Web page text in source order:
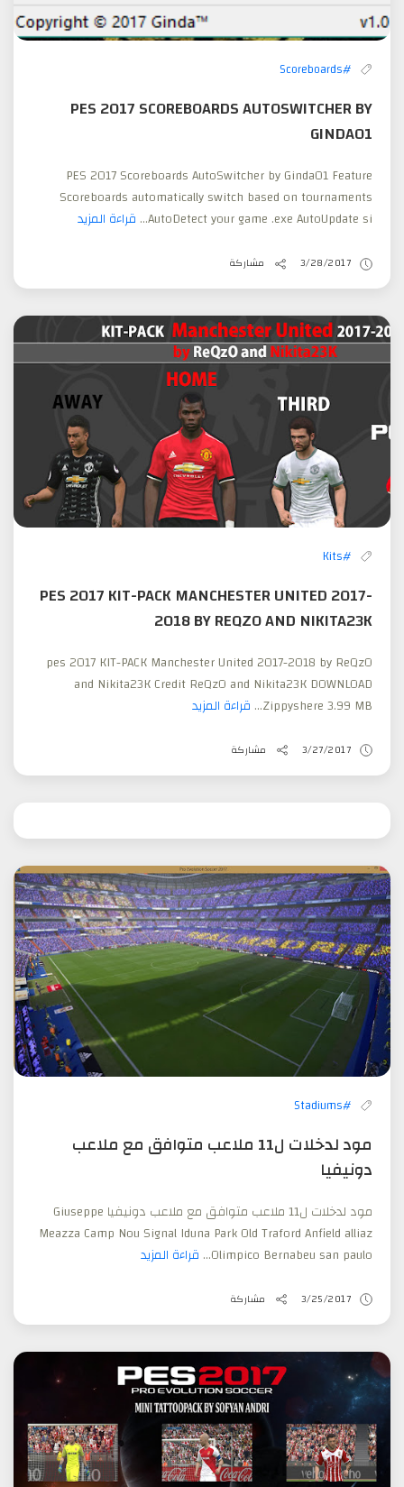
#Scoreboards
PES 2017 SCOREBOARDS AUTOSWITCHER BY
GINDA01
PES 2017 Scoreboards AutoSwitcher by Ginda01 Feature
Scoreboards automatically switch based on tournaments
AutoDetect your game .exe AutoUpdate si... قراءة المزيد
3/28/2017 مشاركة
#Kits
PES 2017 KIT-PACK MANCHESTER UNITED 2017-
2018 BY REQZO AND NIKITA23K
pes 2017 KIT-PACK Manchester United 2017-2018 by ReQzO
and Nikita23K Credit ReQzO and Nikita23K DOWNLOAD
Zippyshere 3.99 MB... قراءة المزيد
3/27/2017 مشاركة
#Stadiums
مود لدخلات ل11 ملاعب متوافق مع ملاعب
دونيفيا
مود لدخلات ل11 ملاعب متوافق مع ملاعب دونيفيا Giuseppe
Meazza Camp Nou Signal Iduna Park Old Traford Anfield alliaz
Olimpico Bernabeu san paulo... قراءة المزيد
3/25/2017 مشاركة